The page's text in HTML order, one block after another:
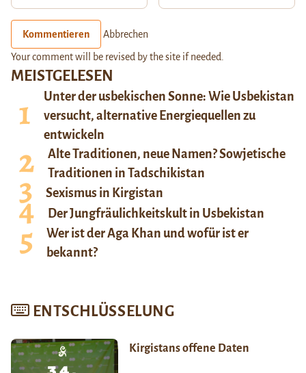
MEISTGELESEN
Unter der usbekischen Sonne: Wie Usbekistan
versucht, alternative Energiequellen zu
entwickeln
Alte Traditionen, neue Namen? Sowjetische
Traditionen in Tadschikistan
Sexismus in Kirgistan
Der Jungfräulichkeitskult in Usbekistan
Wer ist der Aga Khan und wofür ist er
bekannt?
ENTSCHLÜSSELUNG
Kirgistans offene Daten
Kommentieren Abbrechen
Your comment will be revised by the site if needed.